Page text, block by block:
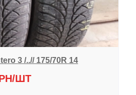
3 /..// 175/70R 14
ШТ